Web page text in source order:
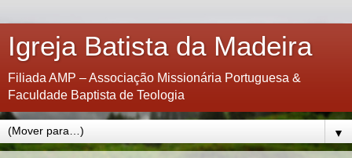
Igreja Batista da Madeira
Filiada AMP – Associação Missionária Portuguesa &
Faculdade Baptista de Teologia
▼